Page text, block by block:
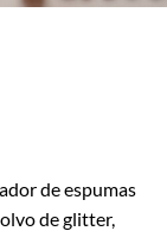
de espumas
de glitter,